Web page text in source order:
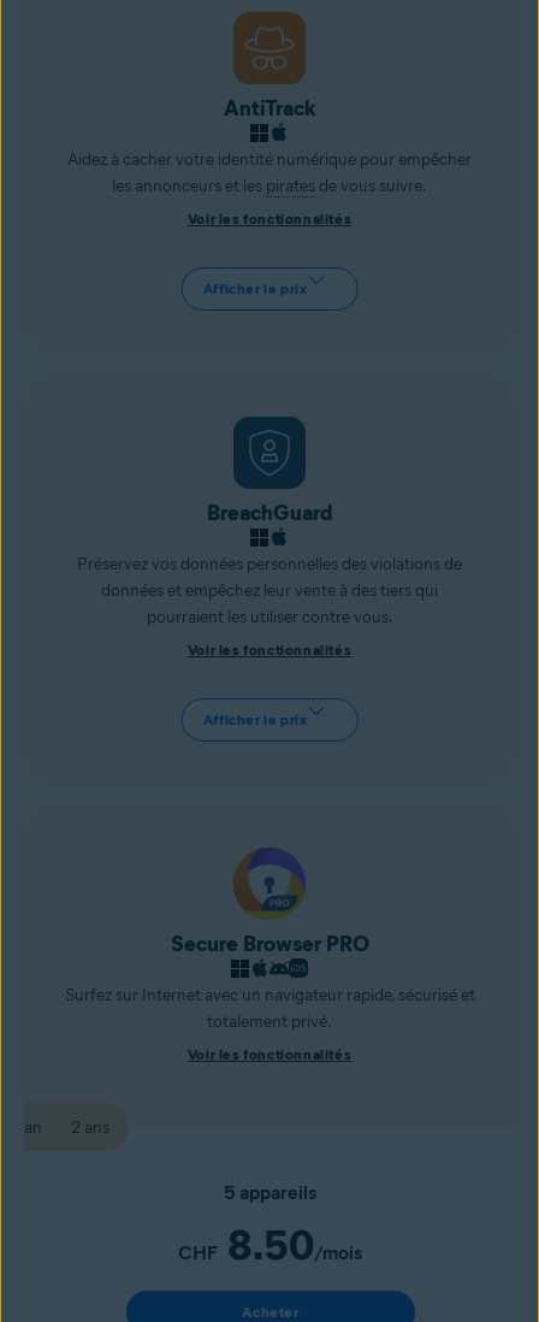
AntiTrack
Aidez à cacher votre identité numérique pour empêcher
les annonceurs et les pirates de vous suivre.
Voir les fonctionnalités
Afficher le prix
BreachGuard
Préservez vos données personnelles des violations de
données et empêchez leur vente à des tiers qui
pourraient les utiliser contre vous.
Voir les fonctionnalités
Afficher le prix
Secure Browser PRO
Surfez sur Internet avec un navigateur rapide, sécurisé et
totalement privé.
Voir les fonctionnalités
1 an 2 ans
5 appareils
CHF 8.50/mois
Acheter